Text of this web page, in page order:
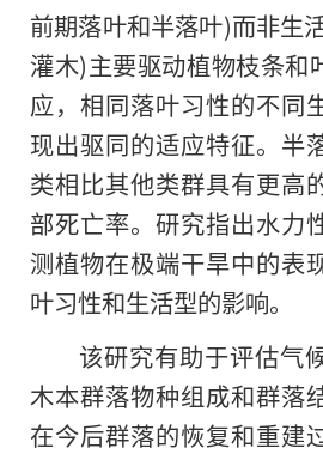
前期落叶和半落叶)而非生
灌木)主要驱动植物枝条和
应，相同落叶习性的不同
现出驱同的适应特征。半
类相比其他类群具有更高
部死亡率。研究指出水力
测植物在极端干旱中的表
叶习性和生活型的影响。
该研究有助于评估气
木本群落物种组成和群落
在今后群落的恢复和重建